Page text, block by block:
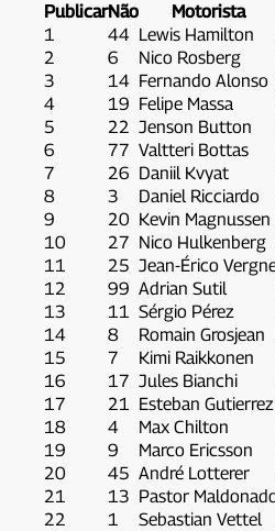
PublicarNão Motorista
1
44 Lewis Hamilton
2
6 Nico Rosberg
3
14 Fernando Alonso
4
19 Felipe Massa
5
22 Jenson Button
6
77 Valtteri Bottas
7
26 Daniil Kvyat
8
3 Daniel Ricciardo
9
20 Kevin Magnussen
10
27 Nico Hulkenberg
11
25 Jean-Érico
12
99 Adrian Sutil
13
11 Sérgio Pérez
14
8 Romain Grosjean
15
7 Kimi Raikkonen
16
17 Jules Bianchi
17
21 Esteban Gutierrez
18
4 Max Chilton
19
9 Marco Ericsson
20
45 André Lotterer
21
13 Pastor
22
1 Sebastian Vettel